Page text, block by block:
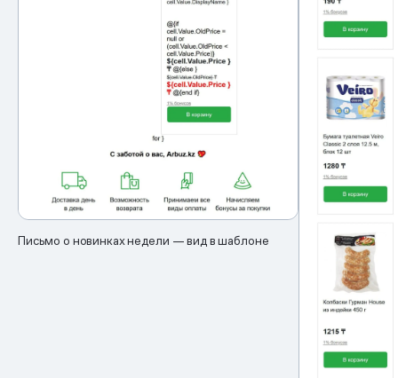
Письмо о новинках недели — вид в шаблоне